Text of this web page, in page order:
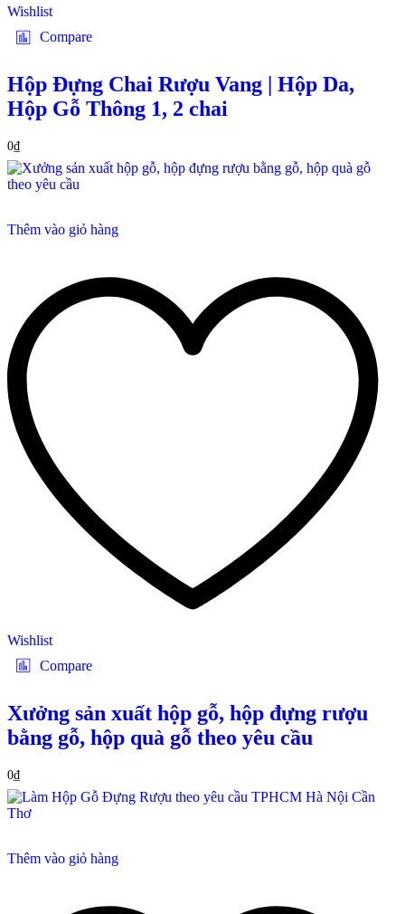
Wishlist
Compare
Hộp Đựng Chai Rượu Vang | Hộp Da,
Hộp Gỗ Thông 1, 2 chai‎
0₫
Thêm vào giỏ hàng
Wishlist
Compare
Xưởng sản xuất hộp gỗ, hộp đựng rượu
bằng gỗ, hộp quà gỗ theo yêu cầu
0₫
Thêm vào giỏ hàng